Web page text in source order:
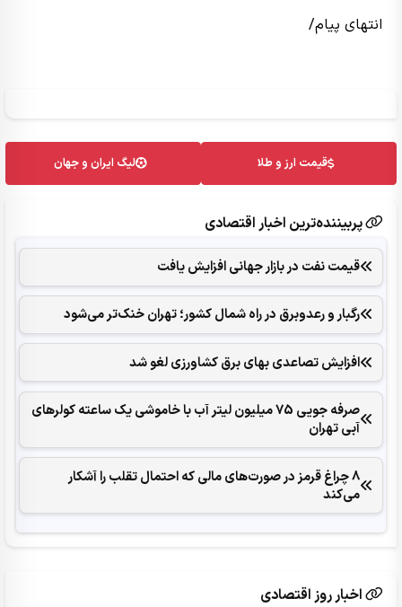
انتهای پیام/
قیمت ارز و طلا لیگ ایران و جهان
پربیننده‌ترین اخبار اقتصادی
قیمت نفت در بازار جهانی افزایش یافت
رگبار و رعدوبرق در راه شمال کشور؛ تهران خنک‌تر می‌شود
افزایش تصاعدی بهای برق کشاورزی لغو شد
صرفه جویی 75 میلیون لیتر آب با خاموشی یک ساعته کولرهای
آبی تهران
8 چراغ قرمز در صورت‌های مالی که احتمال تقلب را آشکار
می‌کند
اخبار روز اقتصادی